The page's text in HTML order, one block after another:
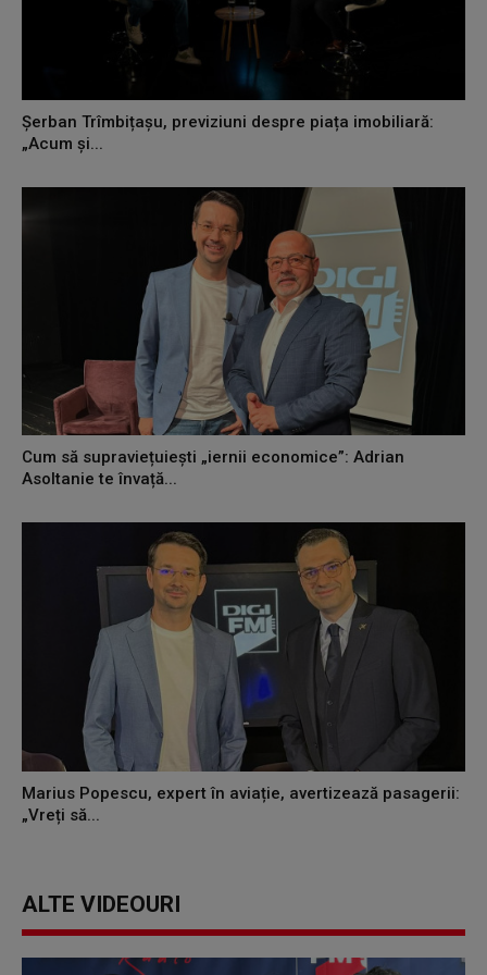
Șerban Trîmbițașu, previziuni despre piața imobiliară:
„Acum și...
Cum să supraviețuiești „iernii economice”: Adrian
Asoltanie te învață...
Marius Popescu, expert în aviație, avertizează pasagerii:
„Vreți să...
ALTE VIDEOURI